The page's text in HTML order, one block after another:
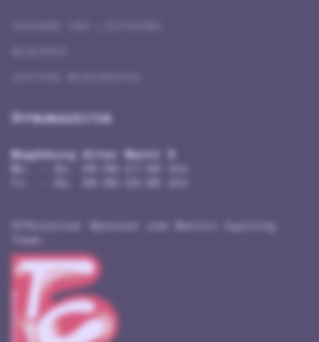
ÖFFNUNGSZEITEN
Magdeburg Alter Markt 5
Offizieller Sponsor vom Berlin Cycling
Team: